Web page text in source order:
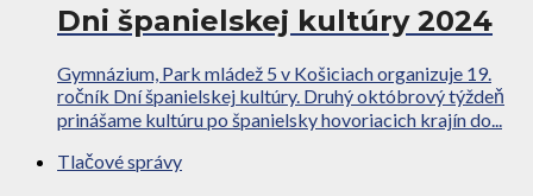
Dni španielskej kultúry 2024
Gymnázium, Park mládež 5 v Košiciach organizuje 19.
ročník Dní španielskej kultúry. Druhý októbrový týždeň
prinášame kultúru po španielsky hovoriacich krajín do...
Tlačové správy